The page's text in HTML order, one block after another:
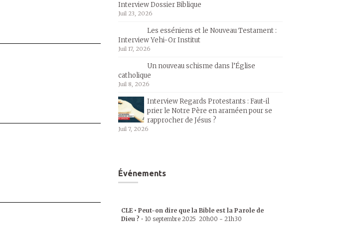
Interview Dossier Biblique
Juil 23, 2026
Les esséniens et le Nouveau Testament :
Interview Yehi-Or Institut
Juil 17, 2026
Un nouveau schisme dans l’Église
catholique
Juil 8, 2026
Interview Regards Protestants : Faut-il
prier le Notre Père en araméen pour se
rapprocher de Jésus ?
Juil 7, 2026
Événements
CLE • Peut-on dire que la Bible est la Parole de
Dieu ? • 10 septembre 2025 20h00 - 21h30